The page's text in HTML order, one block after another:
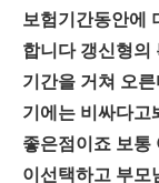
보험기간동안에
합니다 갱신형의
기간을 거쳐 오
기에는 비싸다고
좋은점이죠 보통
이선택하고 부모